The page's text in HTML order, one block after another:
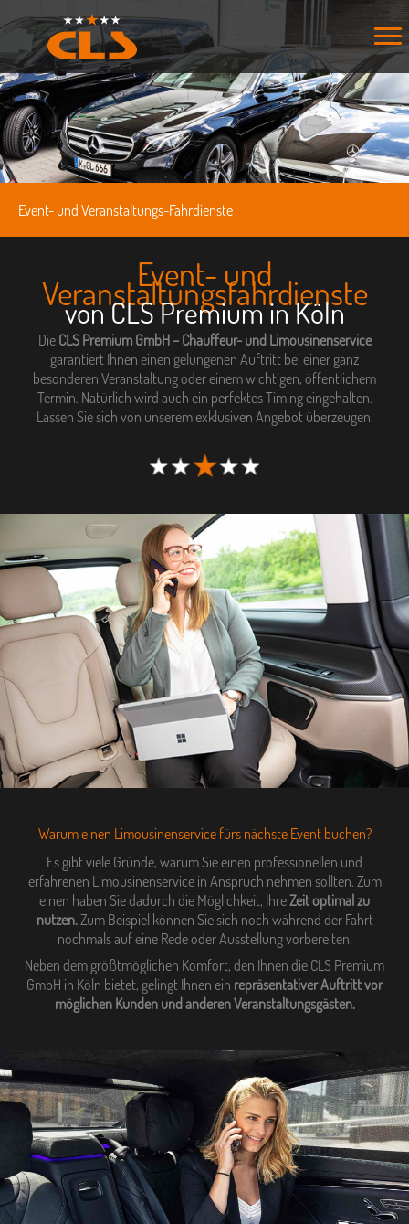
Inhalt
springen
Event- und Veranstaltungs-Fahrdienste
Event- und
Veranstaltungsfahrdienste
von CLS Premium in Köln
Die CLS Premium GmbH – Chauffeur- und Limousinenservice
garantiert Ihnen einen gelungenen Auftritt bei einer ganz
besonderen Veranstaltung oder einem wichtigen, öffentlichem
Termin. Natürlich wird auch ein perfektes Timing eingehalten.
Lassen Sie sich von unserem exklusiven Angebot überzeugen.
Warum einen Limousinenservice fürs nächste Event buchen?
Es gibt viele Gründe, warum Sie einen professionellen und
erfahrenen Limousinenservice in Anspruch nehmen sollten. Zum
einen haben Sie dadurch die Möglichkeit, IhreZeit optimal zu
nutzen.Zum Beispiel können Sie sich noch während der Fahrt
nochmals auf eine Rede oder Ausstellung vorbereiten.
Neben dem größtmöglichen Komfort, den Ihnen die CLS Premium
GmbH in Köln bietet, gelingt Ihnen ein repräsentativer Auftritt vor
möglichen Kunden und anderen Veranstaltungsgästen.